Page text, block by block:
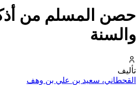
حصن المسلم من
والسنة
تأليف
القحطاني، سعيد بن علي بن وهف